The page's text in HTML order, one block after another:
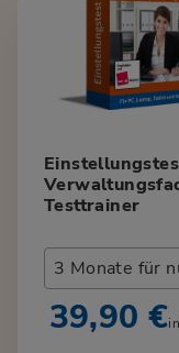
Testtrainer
3 Monate für
39,90 €